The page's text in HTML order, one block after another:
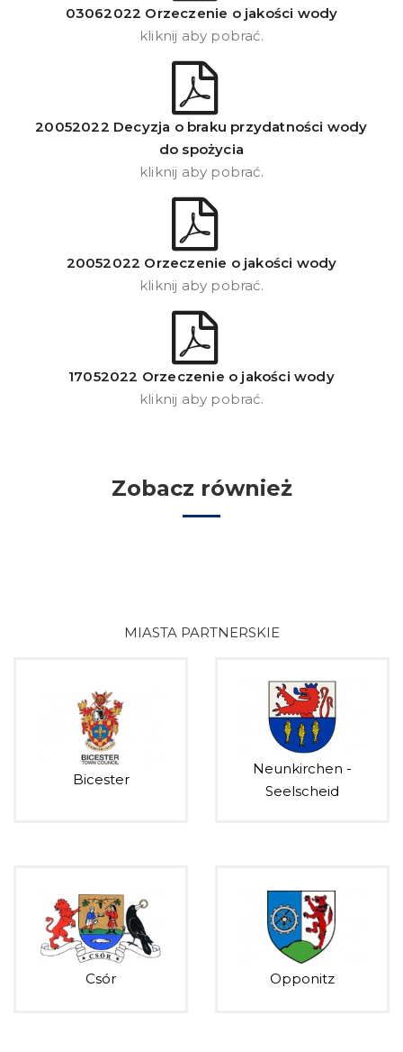
03062022 Orzeczenie o jakości wody
kliknij aby pobrać.
20052022 Decyzja o braku przydatności wody
do spożycia
kliknij aby pobrać.
20052022 Orzeczenie o jakości wody
kliknij aby pobrać.
17052022 Orzeczenie o jakości wody
kliknij aby pobrać.
Zobacz również
MIASTA PARTNERSKIE
Bicester
Neunkirchen -
Seelscheid
Csór Opponitz